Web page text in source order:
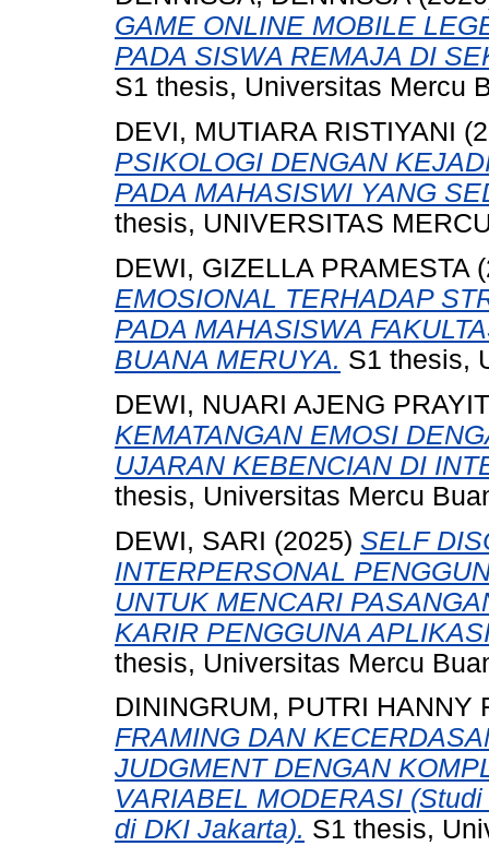
GAME ONLINE MOBILE
PADA SISWA REMAJA DI
S1 thesis, Universitas Mercu
DEVI, MUTIARA RISTIYANI
PSIKOLOGI DENGAN
PADA MAHASISWI YANG
thesis, UNIVERSITAS
DEWI, GIZELLA PRAMESTA
EMOSIONAL TERHADAP
PADA MAHASISWA
BUANA MERUYA. S1 thesis,
DEWI, NUARI AJENG
KEMATANGAN EMOSI
UJARAN KEBENCIAN DI
thesis, Universitas Mercu
DEWI, SARI (2025) SELF
INTERPERSONAL
UNTUK MENCARI
KARIR PENGGUNA
thesis, Universitas Mercu
DININGRUM, PUTRI HANNY
FRAMING DAN
JUDGMENT DENGAN
VARIABEL MODERASI
di DKI Jakarta). S1 thesis,